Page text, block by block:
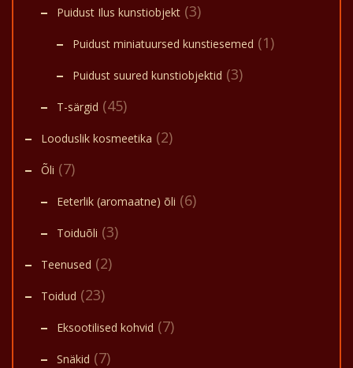
Puidust Ilus kunstiobjekt (3)
Puidust miniatuursed kunstiesemed (1)
Puidust suured kunstiobjektid (3)
T-särgid (45)
Looduslik kosmeetika (2)
Õli (7)
Eeterlik (aromaatne) õli (6)
Toiduõli (3)
Teenused (2)
Toidud (23)
Eksootilised kohvid (7)
Snäkid (7)